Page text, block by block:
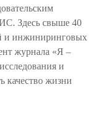
Здесь свыше 40
и инжиниринговых
журнала «Я –
и
качество жизни